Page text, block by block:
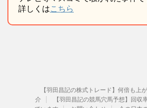
詳しくはこちら
【羽田昌記の株式トレード】何倍も上
介
【羽田昌記の競馬穴馬予想】回収